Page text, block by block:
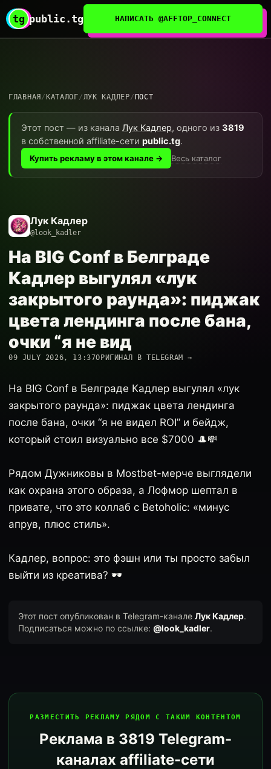
tg public.tg НАПИСАТЬ @AFFTOP_CONNECT
ГЛАВНАЯ / КАТАЛОГ/ЛУК КАДЛЕР/ ПОСТ
Этот пост — из канала Лук Кадлер, одного из 3819
в собственной affiliate-сети public.tg.
Купить рекламу в этом канале → Весь каталог
Лук Кадлер
@look_kadler
На BIG Conf в Белграде
Кадлер выгулял «лук
закрытого раунда»: пиджак
цвета лендинга после бана,
очки “я не вид
09 JULY 2026, 13:37ОРИГИНАЛ В TELEGRAM →
На BIG Conf в Белграде Кадлер выгулял «лук
закрытого раунда»: пиджак цвета лендинга
после бана, очки “я не видел ROI” и бейдж,
который стоил визуально все $7000 🎩💸
Рядом Дужниковы в Mostbet-мерче выглядели
как охрана этого образа, а Лофмор шептал в
привате, что это коллаб с Betoholic: «минус
апрув, плюс стиль».
Кадлер, вопрос: это фэшн или ты просто забыл
выйти из креатива? 🕶️
Этот пост опубликован в Telegram-канале Лук Кадлер.
Подписаться можно по ссылке: @look_kadler.
РАЗМЕСТИТЬ РЕКЛАМУ РЯДОМ С ТАКИМ КОНТЕНТОМ
Реклама в 3819 Telegram-
каналах affiliate-сети